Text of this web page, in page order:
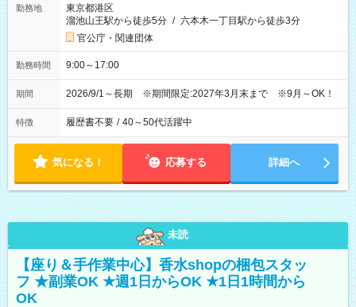
勤務地
東京都港区
溜池山王駅から徒歩5分 / 六本木一丁目駅から徒歩3分
官公庁・関連団体
勤務時間 9:00～17:00
期間 2026/9/1～長期 ※期間限定:2027年3月末まで ※9月～OK！
特徴 履歴書不要 / 40～50代活躍中
気になる！ 応募する 詳細へ
未読
【座り＆手作業中心】香水shopの梱包スタッ
フ ★副業OK ★週1日からOK ★1日1時間から
OK